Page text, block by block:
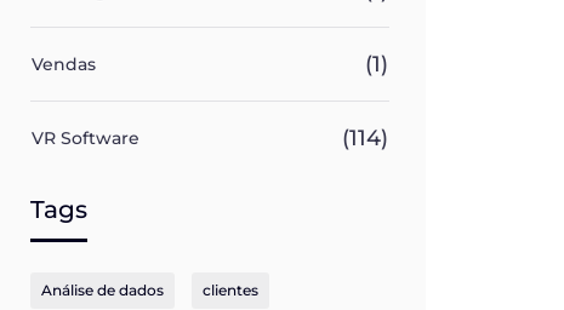
Vendas (1)
VR Software (114)
Tags
Análise de dados clientes